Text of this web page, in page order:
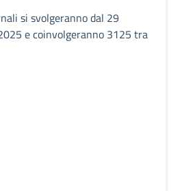
si svolgeranno dal 29
e coinvolgeranno 3125 tra